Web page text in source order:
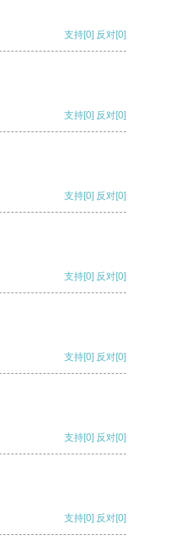
支持[0] 反对[0]
支持[0] 反对[0]
支持[0] 反对[0]
支持[0] 反对[0]
支持[0] 反对[0]
支持[0] 反对[0]
支持[0] 反对[0]